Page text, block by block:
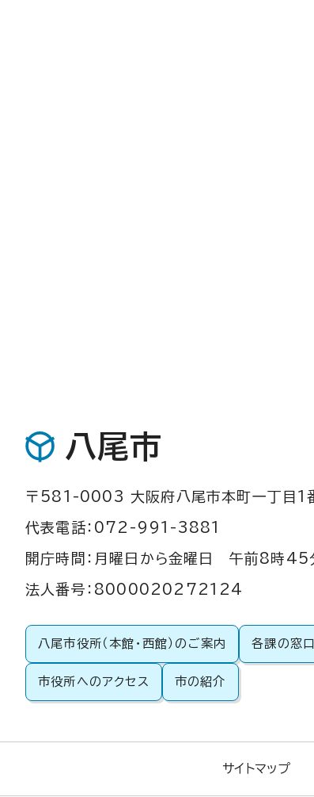
八尾市
〒581-0003 大阪府八尾市本町一丁目1
代表電話：072-991-3881
開庁時間：月曜日から金曜日 午前8時45
法人番号：8000020272124
八尾市役所（本館・西館）のご案内 各課の窓口
市役所へのアクセス 市の紹介
サイトマップ